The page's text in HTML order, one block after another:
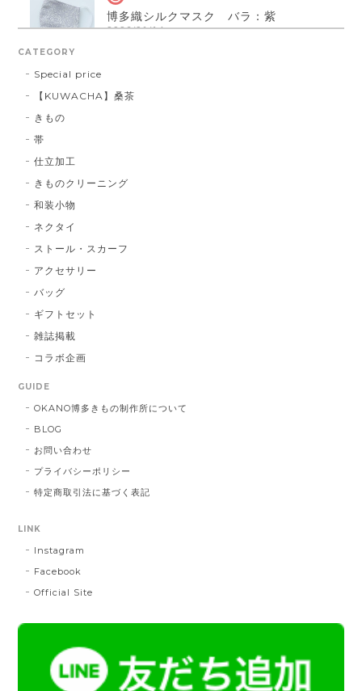
博多織シルクマスク バラ：紫
2026/01/14
2025/05/26
2024/11/30
帯締 二分紐：鼡
CATEGORY
Special price
【KUWACHA】桑茶
きもの
帯
仕立加工
きものクリーニング
和装小物
ネクタイ
ストール・スカーフ
アクセサリー
バッグ
ギフトセット
雑誌掲載
コラボ企画
GUIDE
OKANO博多きもの制作所について
BLOG
お問い合わせ
プライバシーポリシー
特定商取引法に基づく表記
LINK
Instagram
Facebook
Official Site